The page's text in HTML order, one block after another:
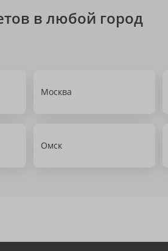
в любой город
Москва
Омск